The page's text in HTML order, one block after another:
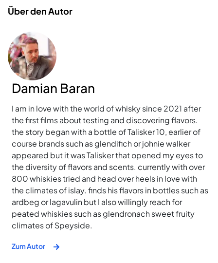
Über den Autor
Damian Baran
I am in love with the world of whisky since 2021 after
the first films about testing and discovering flavors.
the story began with a bottle of Talisker 10, earlier of
course brands such as glendifich or johnie walker
appeared but it was Talisker that opened my eyes to
the diversity of flavors and scents. currently with over
800 whiskies tried and head over heels in love with
the climates of islay. finds his flavors in bottles such as
ardbeg or lagavulin but I also willingly reach for
peated whiskies such as glendronach sweet fruity
climates of Speyside.
Zum Autor